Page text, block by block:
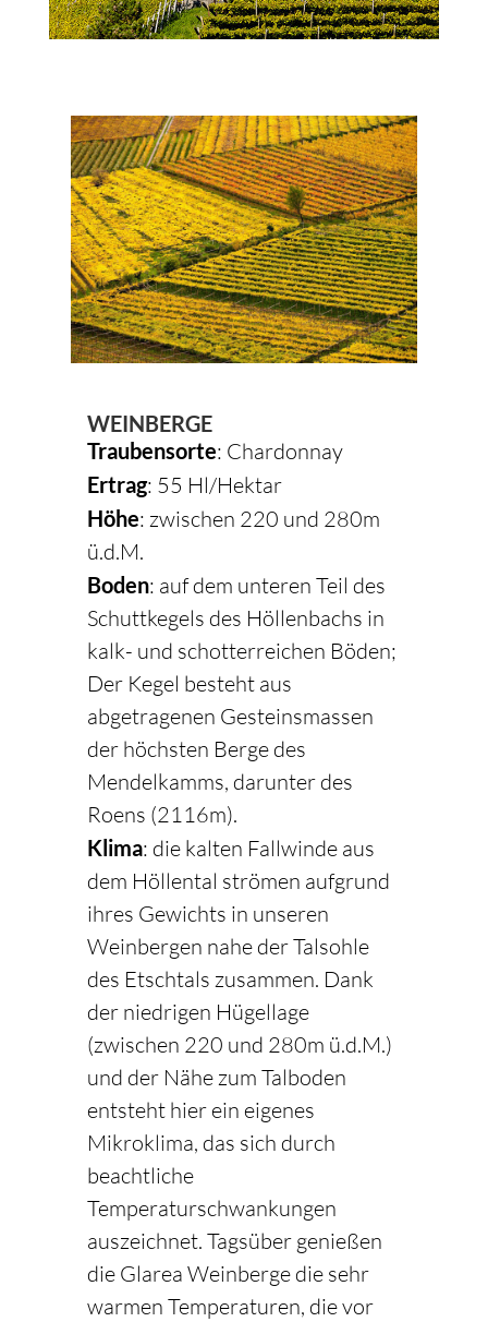
WEINBERGE
Traubensorte: Chardonnay
Ertrag: 55 Hl/Hektar
Höhe: zwischen 220 und 280m
ü.d.M.
Boden: auf dem unteren Teil des
Schuttkegels des Höllenbachs in
kalk- und schotterreichen Böden;
Der Kegel besteht aus
abgetragenen Gesteinsmassen
der höchsten Berge des
Mendelkamms, darunter des
Roens (2116m).
Klima: die kalten Fallwinde aus
dem Höllental strömen aufgrund
ihres Gewichts in unseren
Weinbergen nahe der Talsohle
des Etschtals zusammen. Dank
der niedrigen Hügellage
(zwischen 220 und 280m ü.d.M.)
und der Nähe zum Talboden
entsteht hier ein eigenes
Mikroklima, das sich durch
beachtliche
Temperaturschwankungen
auszeichnet. Tagsüber genießen
die Glarea Weinberge die sehr
warmen Temperaturen, die vor